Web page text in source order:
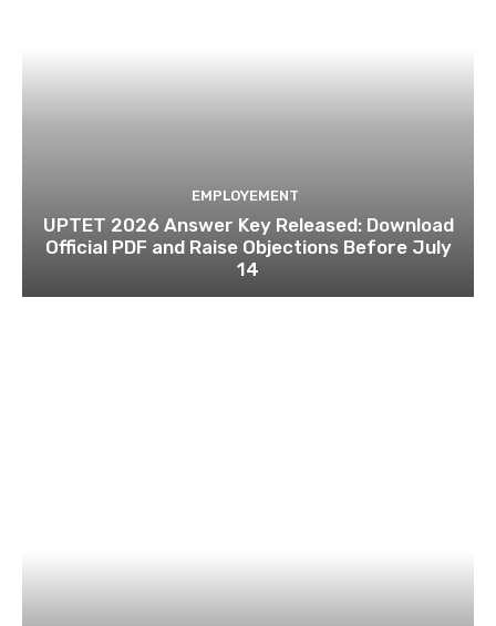
EMPLOYEMENT
UPTET 2026 Answer Key Released: Download
Official PDF and Raise Objections Before July
14